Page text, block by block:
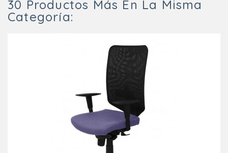
30 Productos Más En La Misma
Categoría: